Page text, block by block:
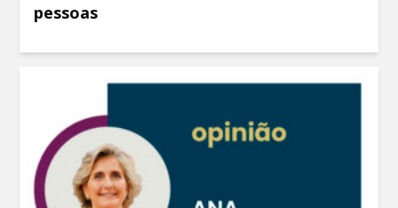
pessoas